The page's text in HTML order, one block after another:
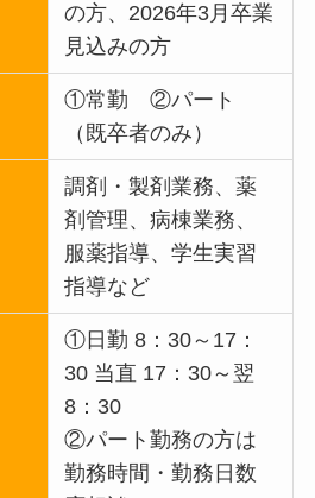
の方、2026年3月卒業
見込みの方
①常勤 ②パート
（既卒者のみ）
調剤・製剤業務、薬
剤管理、病棟業務、
服薬指導、学生実習
指導など
①日勤 8：30～17：
30 当直 17：30～翌
8：30
②パート勤務の方は
勤務時間・勤務日数